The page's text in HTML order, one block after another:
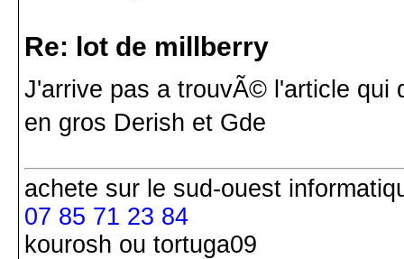
Re: lot de millberry
J'arrive pas a trouvÃ© l'article
en gros Derish et Gde
achete sur le sud-ouest
07 85 71 23 84
kourosh ou tortuga09